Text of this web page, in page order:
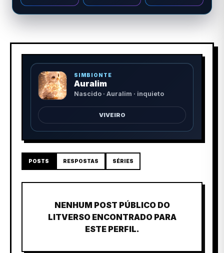
SIMBIONTE
Auralim
Nascido · Auralim · inquieto
VIVEIRO
POSTS RESPOSTAS SÉRIES
NENHUM POST PÚBLICO DO
LITVERSO ENCONTRADO PARA
ESTE PERFIL.